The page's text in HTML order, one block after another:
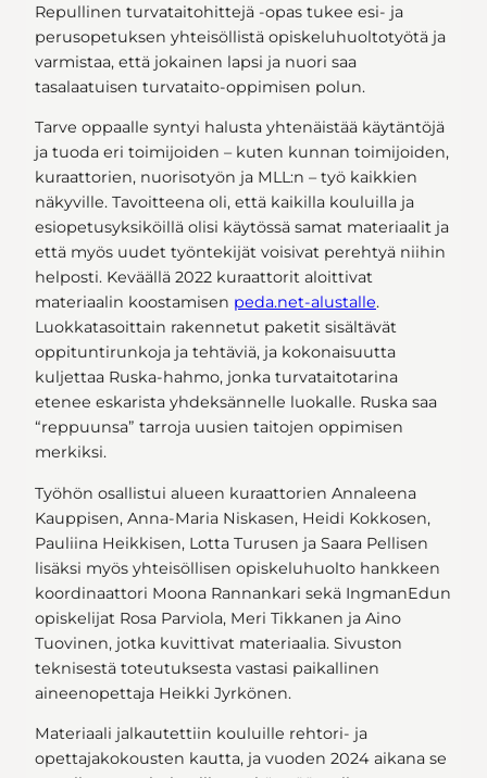
Repullinen turvataitohittejä -opas tukee esi- ja
perusopetuksen yhteisöllistä opiskeluhuoltotyötä ja
varmistaa, että jokainen lapsi ja nuori saa
tasalaatuisen turvataito-oppimisen polun.
Tarve oppaalle syntyi halusta yhtenäistää käytäntöjä
ja tuoda eri toimijoiden – kuten kunnan toimijoiden,
kuraattorien, nuorisotyön ja MLL:n – työ kaikkien
näkyville. Tavoitteena oli, että kaikilla kouluilla ja
esiopetusyksiköillä olisi käytössä samat materiaalit ja
että myös uudet työntekijät voisivat perehtyä niihin
helposti. Keväällä 2022 kuraattorit aloittivat
materiaalin koostamisen peda.net-alustalle.
Luokkatasoittain rakennetut paketit sisältävät
oppituntirunkoja ja tehtäviä, ja kokonaisuutta
kuljettaa Ruska-hahmo, jonka turvataitotarina
etenee eskarista yhdeksännelle luokalle. Ruska saa
“reppuunsa” tarroja uusien taitojen oppimisen
merkiksi.
Työhön osallistui alueen kuraattorien Annaleena
Kauppisen, Anna-Maria Niskasen, Heidi Kokkosen,
Pauliina Heikkisen, Lotta Turusen ja Saara Pellisen
lisäksi myös yhteisöllisen opiskeluhuolto hankkeen
koordinaattori Moona Rannankari sekä IngmanEdun
opiskelijat Rosa Parviola, Meri Tikkanen ja Aino
Tuovinen, jotka kuvittivat materiaalia. Sivuston
teknisestä toteutuksesta vastasi paikallinen
aineenopettaja Heikki Jyrkönen.
Materiaali jalkautettiin kouluille rehtori- ja
opettajakokousten kautta, ja vuoden 2024 aikana se